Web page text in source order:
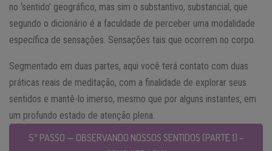
no ‘sentido’ geográfico, mas sim o substantivo, substancial, que
segundo o dicionário é a faculdade de perceber uma modalidade
específica de sensações. Sensações tais que ocorrem no corpo.
Segmentado em duas partes, aqui você terá contato com duas
práticas reais de meditação, com a finalidade de explorar seus
sentidos e mantê-lo imerso, mesmo que por alguns instantes, em
um profundo estado de atenção plena.
5º PASSO — OBSERVANDO NOSSOS SENTIDOS (PARTE 1) –